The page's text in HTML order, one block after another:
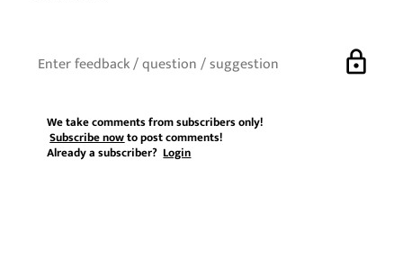
lock
We take comments from subscribers only!
Subscribe nowto post comments!
Already a subscriber?Login